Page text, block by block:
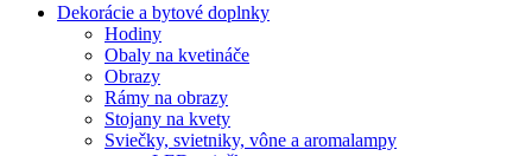
Dekorácie a bytové doplnky
Hodiny
Obaly na kvetináče
Obrazy
Rámy na obrazy
Stojany na kvety
Sviečky, svietniky, vône a aromalampy